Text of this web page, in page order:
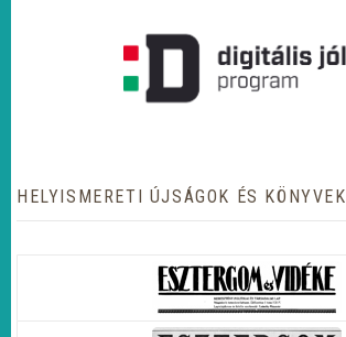
HELYISMERETI ÚJSÁGOK ÉS KÖNYVEK